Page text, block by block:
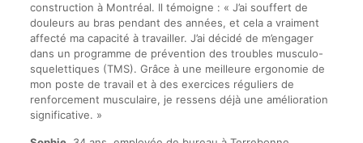
construction à Montréal. Il témoigne : « J’ai souffert de
douleurs au bras pendant des années, et cela a vraiment
affecté ma capacité à travailler. J’ai décidé de m’engager
dans un programme de prévention des troubles musculo-
squelettiques (TMS). Grâce à une meilleure ergonomie de
mon poste de travail et à des exercices réguliers de
renforcement musculaire, je ressens déjà une amélioration
significative. »